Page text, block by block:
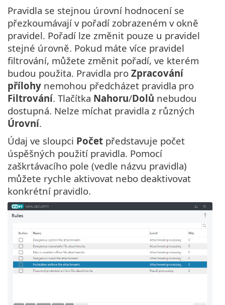
Pravidla se stejnou úrovní hodnocení se
přezkoumávají v pořadí zobrazeném v okně
pravidel. Pořadí lze změnit pouze u pravidel
stejné úrovně. Pokud máte více pravidel
filtrování, můžete změnit pořadí, ve kterém
budou použita. Pravidla pro Zpracování
přílohy nemohou předcházet pravidla pro
Filtrování. Tlačítka Nahoru/Dolů nebudou
dostupná. Nelze míchat pravidla z různých
Úrovní.
Údaj ve sloupci Počet představuje počet
úspěšných použití pravidla. Pomocí
zaškrtávacího pole (vedle názvu pravidla)
můžete rychle aktivovat nebo deaktivovat
konkrétní pravidlo.